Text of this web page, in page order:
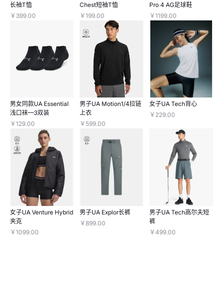
长袖T恤
￥399.00
Chest短袖T恤
￥199.00
Pro 4 AG足球鞋
￥1199.00
男女同款UA Essential
浅口袜—3双装
￥129.00
男子UA Motion1/4拉链
上衣
￥599.00
女子UA Tech背心
￥229.00
女子UA Venture Hybrid
夹克
￥1099.00
男子UA Explor长裤
￥899.00
男子UA Tech高尔夫短
裤
￥499.00